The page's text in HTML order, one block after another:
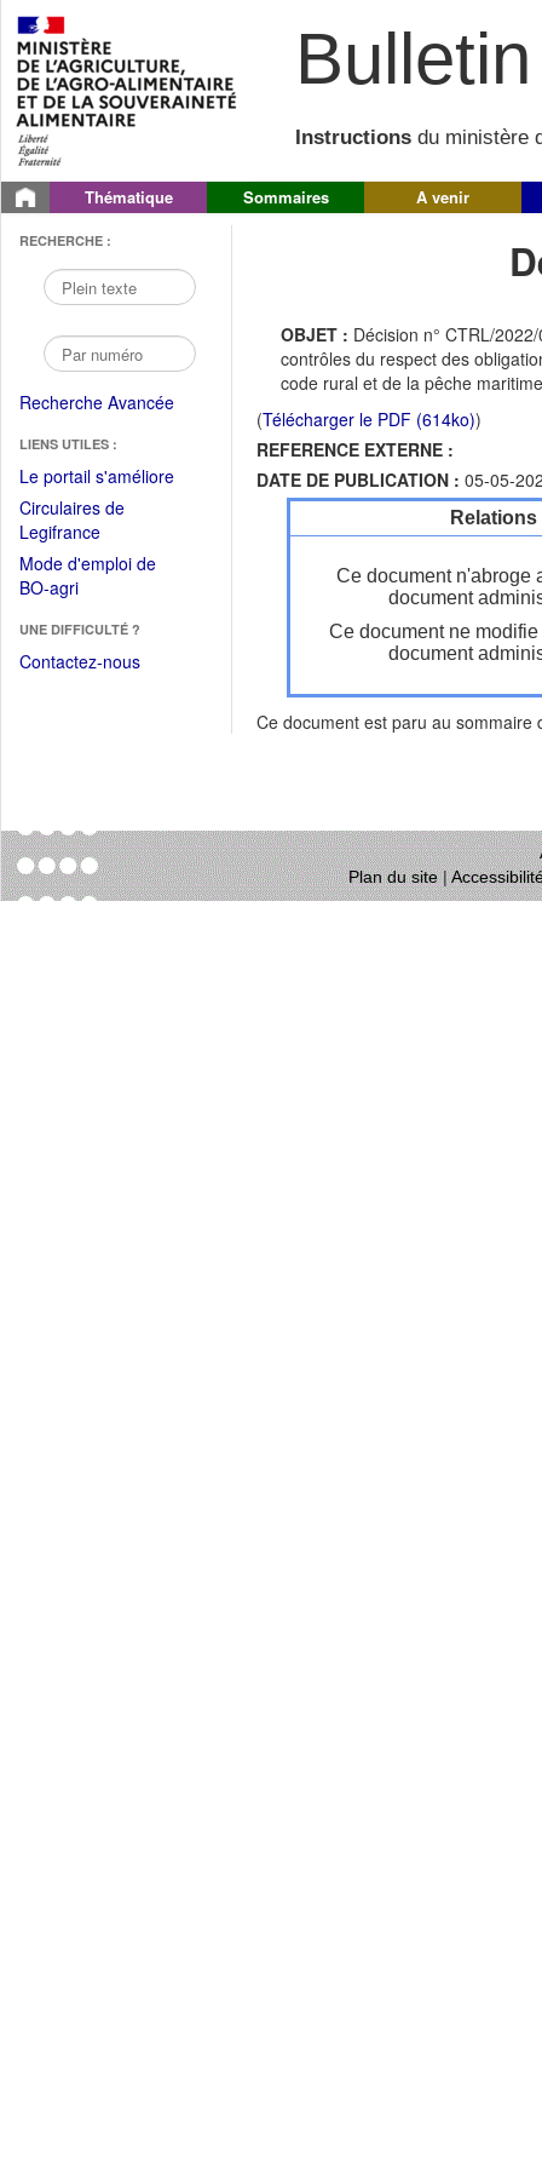
Instructions du ministère
Thématique Sommaires A venir
RECHERCHE :
Recherche Avancée
LIENS UTILES :
Le portail s'améliore(Fichier
Circulaires de
Legifrance(Ouvrir
dans
une
fenêtre)
Mode d'emploi de
BO-agri(Ouvrir
une
nouvelle
UNE DIFFICULTÉ ?
Contactez-nous
OBJET : Décision n° CTRL/
contrôles du respect des
code rural et de la pêche
(Télécharger le PDF (614ko))
REFERENCE EXTERNE :
DATE DE PUBLICATION : 05-05-
Ce document n'abroge
document
Ce document ne
document
Ce document est paru au sommaire
Plan du site|